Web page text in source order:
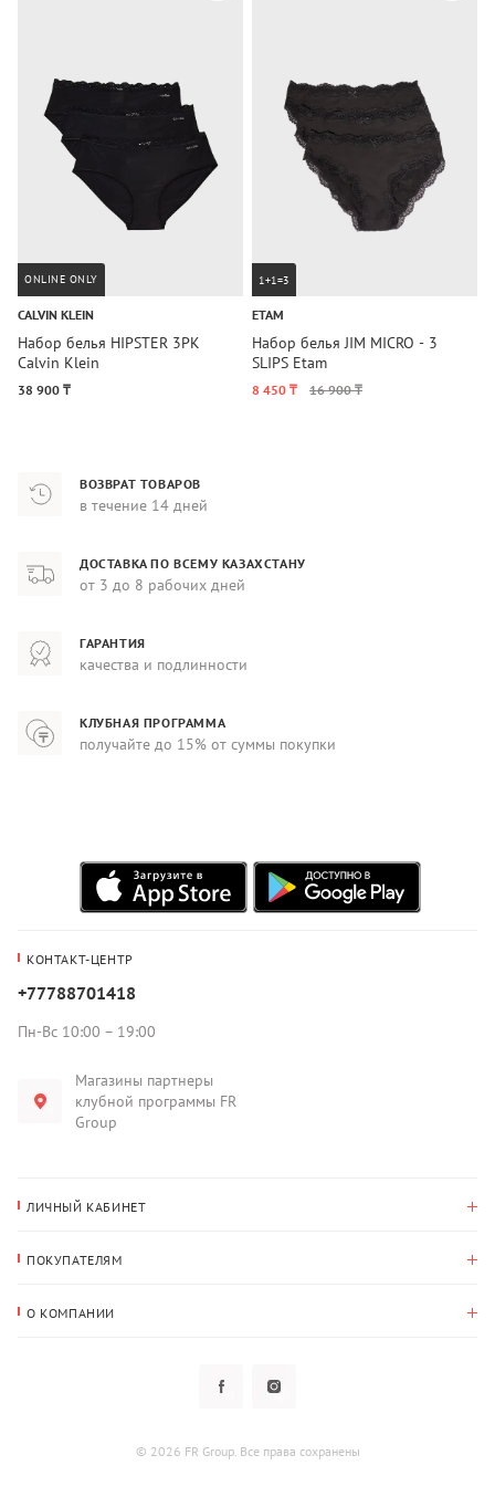
ONLINE ONLY
CALVIN KLEIN
Набор белья HIPSTER 3PK
Calvin Klein
38 900 ₸
1+1=3
ETAM
Набор белья JIM MICRO - 3
SLIPS Etam
8 450 ₸ 16 900 ₸
ВОЗВРАТ ТОВАРОВ
в течение 14 дней
ДОСТАВКА ПО ВСЕМУ КАЗАХСТАНУ
от 3 до 8 рабочих дней
ГАРАНТИЯ
качества и подлинности
КЛУБНАЯ ПРОГРАММА
получайте до 15% от суммы покупки
КОНТАКТ-ЦЕНТР
+77788701418
Пн-Вс 10:00 – 19:00
Магазины партнеры
клубной программы FR
Group
ЛИЧНЫЙ КАБИНЕТ
Адрес для доставки
ПОКУПАТЕЛЯМ
О КОМПАНИИ
Политика конфиденциальности
Пользовательское соглашение© 2026 FR Group. Все права сохранены